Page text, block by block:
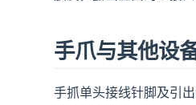
手爪与其他设
手抓单头接线针脚及引